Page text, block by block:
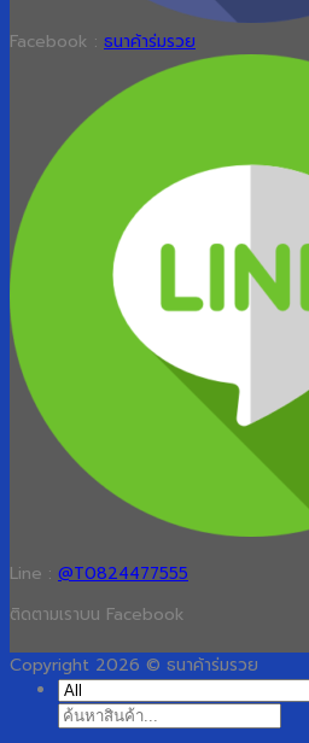
Facebook : ธนาค้าร่มรวย
Line : @T0824477555
ติดตามเราบน Facebook
Copyright 2026 © ธนาค้าร่มรวย
ค้นหา: